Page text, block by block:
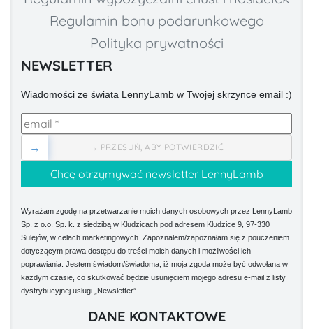
Regulamin bonu podarunkowego
Polityka prywatności
NEWSLETTER
Wiadomości ze świata LennyLamb w Twojej skrzynce email :)
→ PRZESUŃ, ABY POTWIERDZIĆ
→
Wyrażam zgodę na przetwarzanie moich danych osobowych przez LennyLamb
Sp. z o.o. Sp. k. z siedzibą w Kłudzicach pod adresem Kłudzice 9, 97-330
Sulejów, w celach marketingowych. Zapoznałem/zapoznałam się z pouczeniem
dotyczącym prawa dostępu do treści moich danych i możliwości ich
poprawiania. Jestem świadom/świadoma, iż moja zgoda może być odwołana w
każdym czasie, co skutkować będzie usunięciem mojego adresu e-mail z listy
dystrybucyjnej usługi „Newsletter”.
DANE KONTAKTOWE